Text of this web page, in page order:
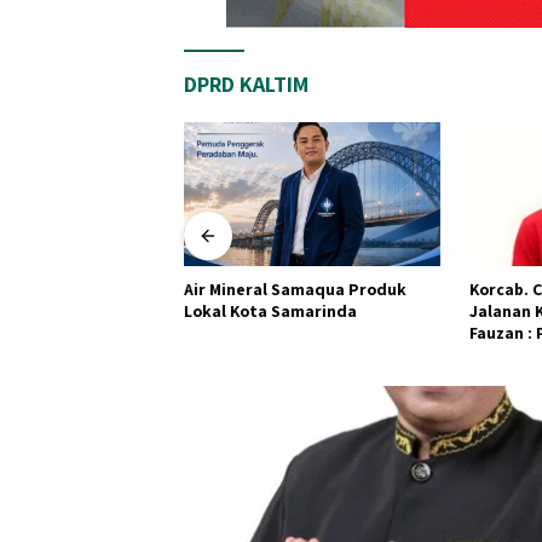
DPRD KALTIM
Korcab. CMI-Kutim Soroti Debu
Jalanan Kota Sangatta.Rail
Muda
Menjadi